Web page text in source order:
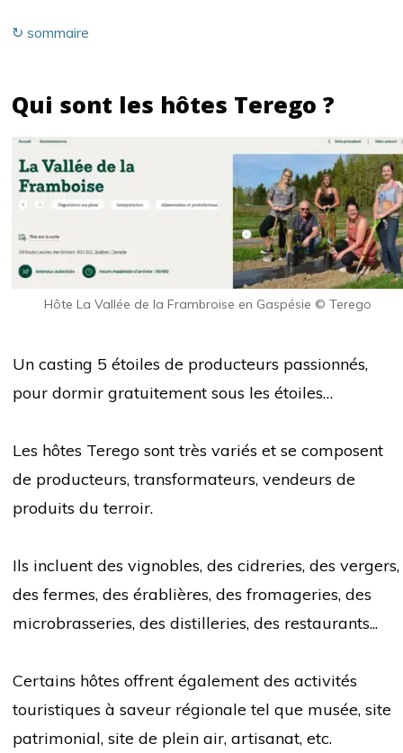
↻ sommaire
Qui sont les hôtes Terego ?
Hôte La Vallée de la Frambroise en Gaspésie © Terego
Un casting 5 étoiles de producteurs passionnés,
pour dormir gratuitement sous les étoiles…
Les hôtes Terego sont très variés et se composent
de producteurs, transformateurs, vendeurs de
produits du terroir.
Ils incluent des vignobles, des cidreries, des vergers,
des fermes, des érablières, des fromageries, des
microbrasseries, des distilleries, des restaurants...
Certains hôtes offrent également des activités
touristiques à saveur régionale tel que musée, site
patrimonial, site de plein air, artisanat, etc.